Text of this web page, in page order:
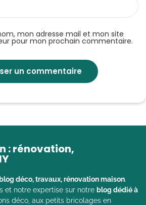
mon adresse mail et mon site
pour mon prochain commentaire.
: rénovation,
déco, travaux, rénovation maison.
et notre expertise sur notre blog dédié à
déco, aux petits bricolages en